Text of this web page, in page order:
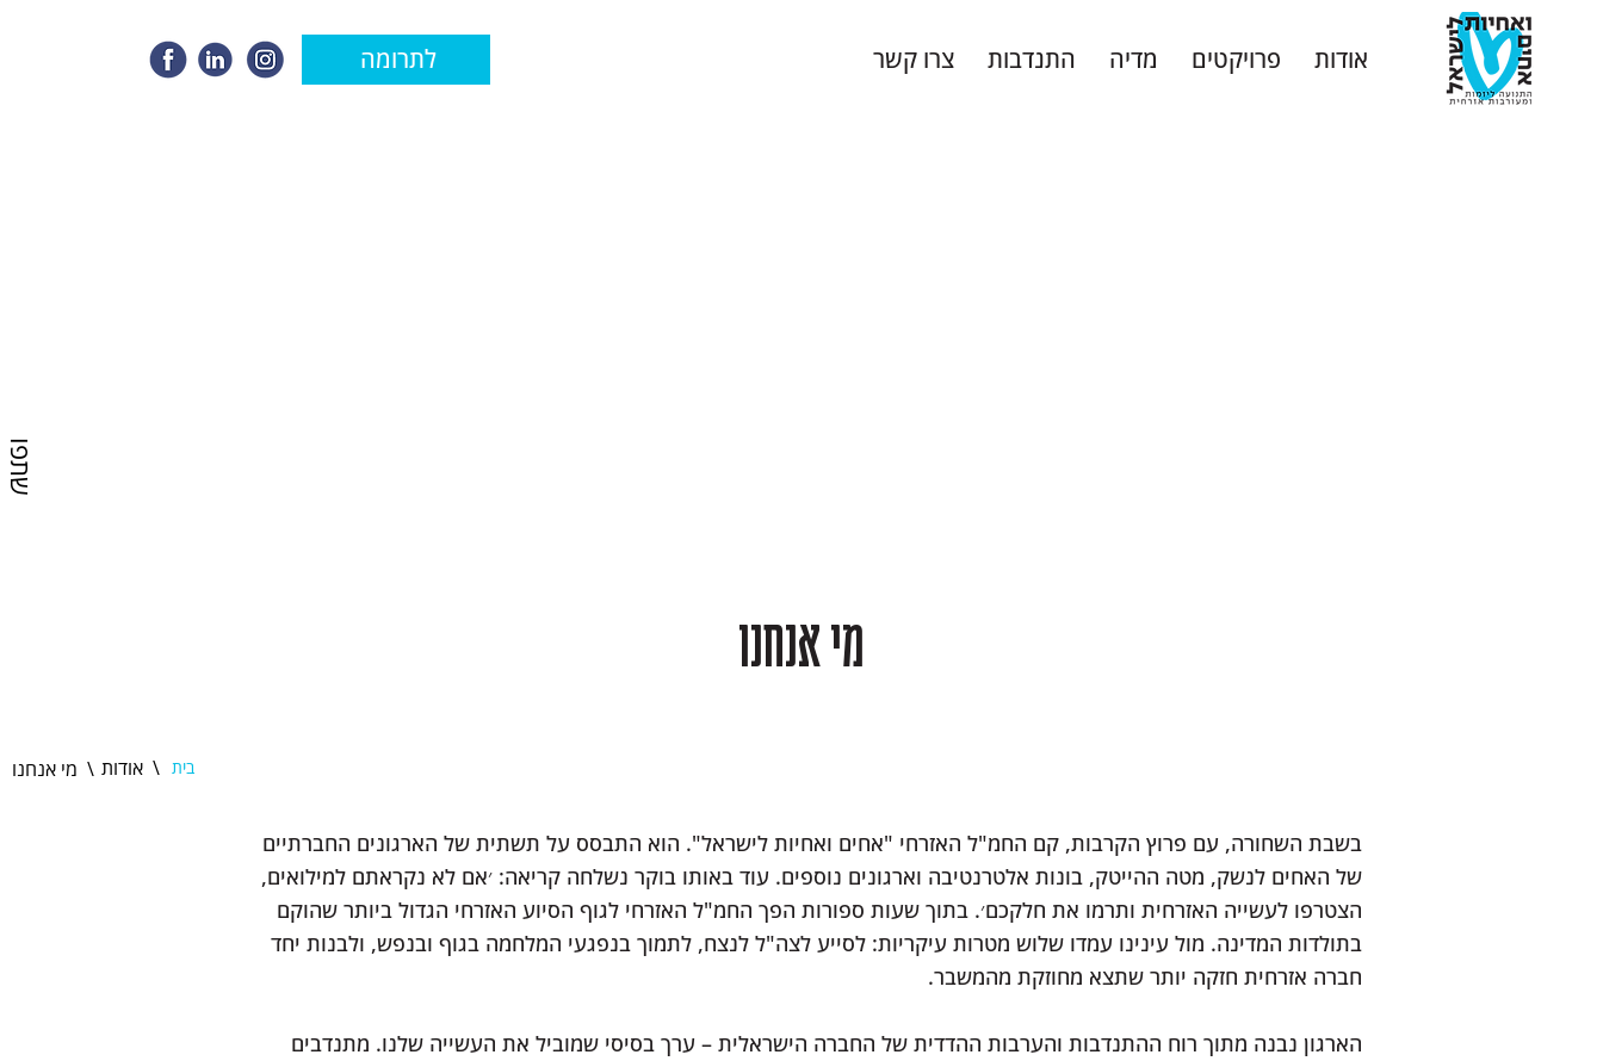
לתרומה אודות פרויקטים מדיה התנדבות צרו קשר
מי אנחנו
בשבת השחורה, עם פרוץ הקרבות, קם החמ"ל האזרחי "אחים ואחיות לישראל". הוא התבסס על תשתית של הארגונים החברתיים
של האחים לנשק, מטה ההייטק, בונות אלטרנטיבה וארגונים נוספים. עוד באותו בוקר נשלחה קריאה: ׳אם לא נקראתם למילואים,
הצטרפו לעשייה האזרחית ותרמו את חלקכם׳. בתוך שעות ספורות הפך החמ"ל האזרחי לגוף הסיוע האזרחי הגדול ביותר שהוקם
בתולדות המדינה. מול עינינו עמדו שלוש מטרות עיקריות: לסייע לצה"ל לנצח, לתמוך בנפגעי המלחמה בגוף ובנפש, ולבנות יחד
חברה אזרחית חזקה יותר שתצא מחוזקת מהמשבר.
הארגון נבנה מתוך רוח ההתנדבות והערבות ההדדית של החברה הישראלית – ערך בסיסי שמוביל את העשייה שלנו. מתנדבים
\ מי אנחנו בית \ אודות
שתפו